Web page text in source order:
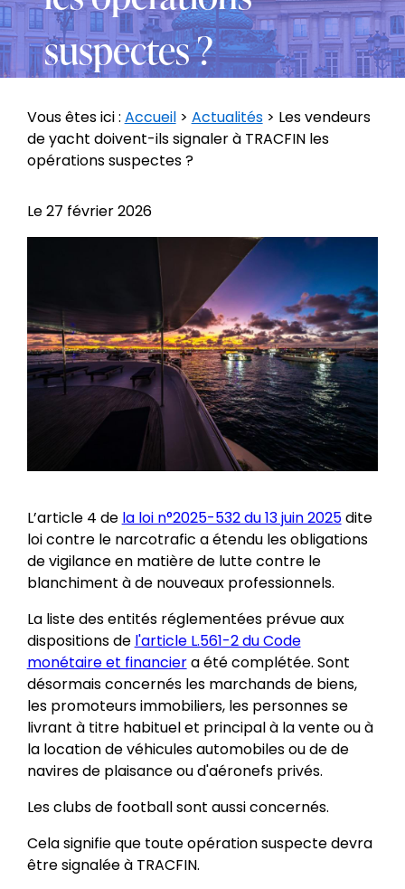
suspectes ?
Vous êtes ici : Accueil> Actualités> Les vendeurs
de yacht doivent-ils signaler à TRACFIN les
opérations suspectes ?
Le27 février 2026
L’article 4 de la loi n°2025-532 du 13 juin 2025dite
loi contre le narcotrafic a étendu les obligations
de vigilance en matière de lutte contre le
blanchiment à de nouveaux professionnels.
La liste des entités réglementées prévue aux
dispositions de l'article L.561-2 du Code
monétaire et financiera été complétée. Sont
désormais concernés les marchands de biens,
les promoteurs immobiliers, les personnes se
livrant à titre habituel et principal à la vente ou à
la location de véhicules automobiles ou de de
navires de plaisance ou d'aéronefs privés.
Les clubs de football sont aussi concernés.
Cela signifie que toute opération suspecte devra
être signalée à TRACFIN.